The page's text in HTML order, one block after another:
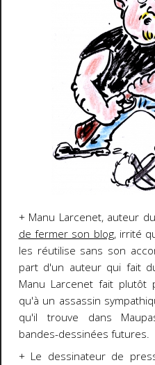
+ Manu Larcenet, auteur
de fermer son blog, irrité
les réutilise sans son
part d'un auteur qui fait
Manu Larcenet fait plutôt
qu'à un assassin
qu'il trouve dans
bandes-dessinées futures.
+ Le dessinateur de